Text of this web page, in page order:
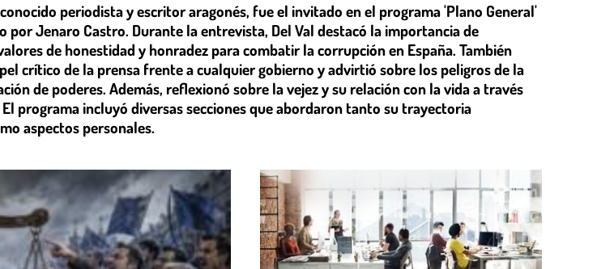
periodista y escritor aragonés, fue el invitado en el programa 'Plano General'
por Jenaro Castro. Durante la entrevista, Del Val destacó la importancia de
de honestidad y honradez para combatir la corrupción en España. También
crítico de la prensa frente a cualquier gobierno y advirtió sobre los peligros de la
de poderes. Además, reflexionó sobre la vejez y su relación con la vida a través
programa incluyó diversas secciones que abordaron tanto su trayectoria
aspectos personales.